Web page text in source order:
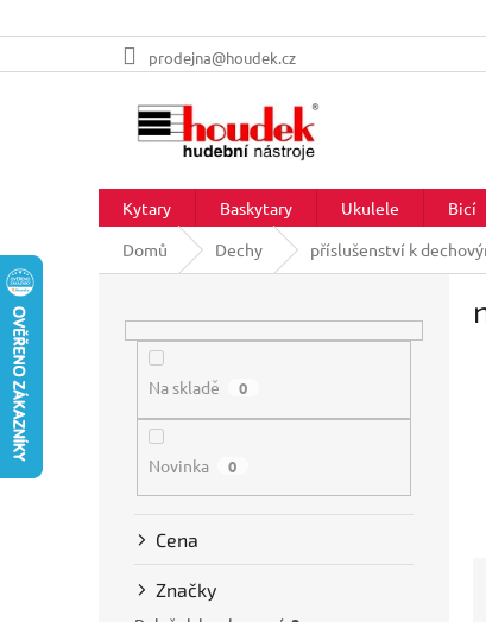
na
prodejna@houdek.cz
Kytary Baskytary Ukulele Bicí
Domů
Dechy příslušenství k
Na skladě 0
Novinka 0
Cena
Značky